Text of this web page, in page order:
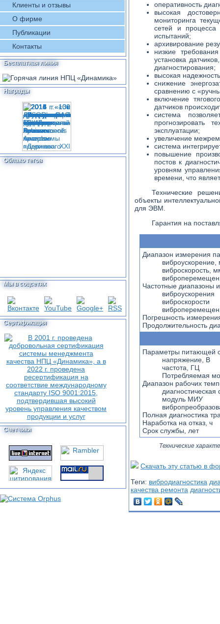
Клиенты и отзывы
О фирме
Публикации
Контакты
Бесплатная линия
Награды
Облако тегов
Мы в соцсетях
Сертификация
Счетчики
оперативность
высокая
мониторинга
сетей и процесса
испытаний;
архивирование
низкие
установка
диагностирования;
высокая
снижение
сравнению с
включение
датчиков
система
прогнозировать
эксплуатации;
увеличение
система
повышение
постов к
уровням
времени, что
Технические
объекты
для ЭВМ.
Гарантия на
Диапазон измерения
виброускорение,
виброскорость,
Частотные диапазоны
виброускорения
виброскорости
Погрешность
Продолжительность
Параметры питающей
напряжение, В
частота, ГЦ
Потребляемая
Диапазон рабочих
диагностическая
модуль МИУ
Полная диагностика
Наработка на отказ, ч
Срок службы, лет
Технические
Скачать эту статью в
Теги: вибродиагностика
качества ремонта